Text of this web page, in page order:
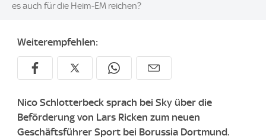
es auch für die Heim-EM reichen?
Weiterempfehlen:
Nico Schlotterbeck sprach bei Sky über die
Beförderung von Lars Ricken zum neuen
Geschäftsführer Sport bei Borussia Dortmund.